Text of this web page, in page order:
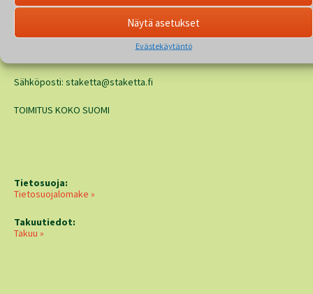
Näytä asetukset
Evästekäytäntö
Joonas Rauhala
Sähköposti: staketta@staketta.fi
TOIMITUS KOKO SUOMI
Tietosuoja:
Tietosuojalomake »
Takuutiedot:
Takuu »